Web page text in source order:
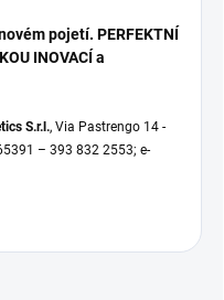
pojetí. PERFEKTNÍ
INOVACÍ a
S.r.l., Via Pastrengo 14 -
– 393 832 2553; e-